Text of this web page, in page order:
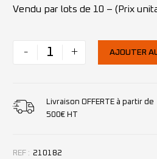
Vendu par lots de 10 – (Prix
- + AJOUTER
Livraison OFFERTE à partir de
500€ HT
REF : 210182